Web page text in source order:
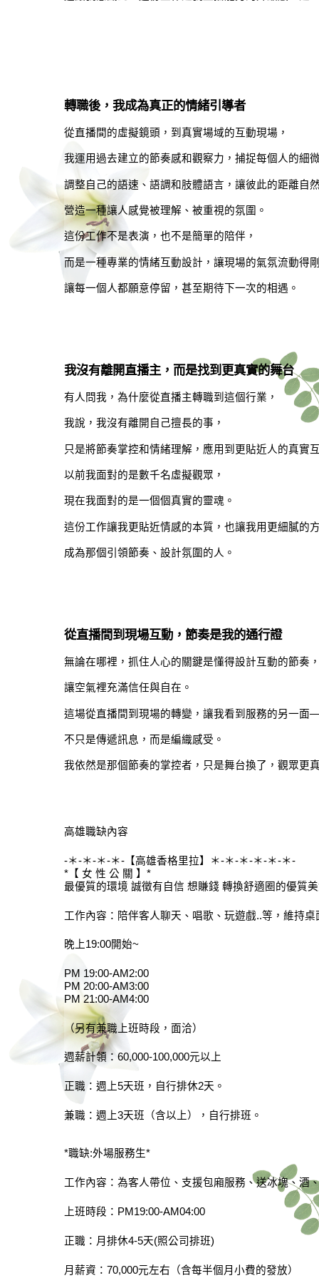
轉職後，我成為真正的情緒引導者
從直播間的虛擬鏡頭，到真實場域的互動現場，
我運用過去建立的節奏感和觀察力，捕捉每個人的細微
調整自己的語速、語調和肢體語言，讓彼此的距離自然
營造一種讓人感覺被理解、被重視的氛圍。
這份工作不是表演，也不是簡單的陪伴，
而是一種專業的情緒互動設計，讓現場的氣氛流動得
讓每一個人都願意停留，甚至期待下一次的相遇。
我沒有離開直播主，而是找到更真實的舞台
有人問我，為什麼從直播主轉職到這個行業，
我說，我沒有離開自己擅長的事，
只是將節奏掌控和情緒理解，應用到更貼近人的真實
以前我面對的是數千名虛擬觀眾，
現在我面對的是一個個真實的靈魂。
這份工作讓我更貼近情感的本質，也讓我用更細膩的方
成為那個引領節奏、設計氛圍的人。
從直播間到現場互動，節奏是我的通行證
無論在哪裡，抓住人心的關鍵是懂得設計互動的節奏，
讓空氣裡充滿信任與自在。
這場從直播間到現場的轉變，讓我看到服務的另一
不只是傳遞訊息，而是編織感受。
我依然是那個節奏的掌控者，只是舞台換了，觀眾更
高雄職缺內容
-＊-＊-＊-＊-【高雄香格里拉】＊-＊-＊-＊-＊-＊-
*【 女 性 公 關 】*
最優質的環境 誠徵有自信 想賺錢 轉換舒適圈的優質
工作內容：陪伴客人聊天、唱歌、玩遊戲..等，維持桌
晚上19:00開始~
PM 19:00-AM2:00
PM 20:00-AM3:00
PM 21:00-AM4:00
（另有兼職上班時段，面洽）
週薪計領：60,000-100,000元以上
正職：週上5天班，自行排休2天。
兼職：週上3天班（含以上），自行排班。
*職缺:外場服務生*
工作內容：為客人帶位、支援包廂服務、送冰塊、酒
上班時段：PM19:00-AM04:00
正職：月排休4-5天(照公司排班)
月薪資：70,000元左右（含每半個月小費的發放）